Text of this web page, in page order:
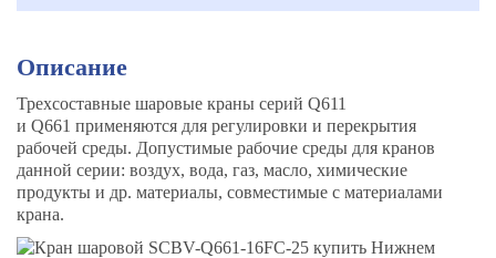
Описание
Трехсоставные шаровые краны серий Q611
и Q661 применяются для регулировки и перекрытия
рабочей среды. Допустимые рабочие среды для кранов
данной серии: воздух, вода, газ, масло, химические
продукты и др. материалы, совместимые с материалами
крана.